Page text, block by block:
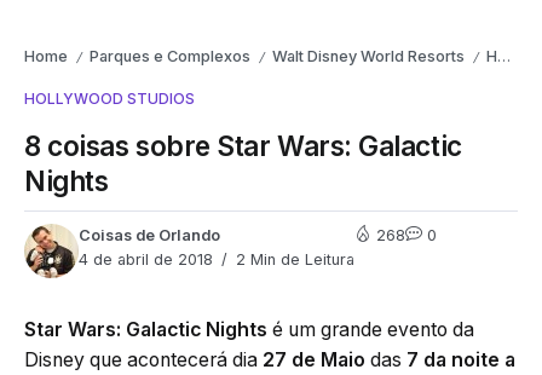
Home / Parques e Complexos / Walt Disney World Resorts / Hollywood Studios
HOLLYWOOD STUDIOS
8 coisas sobre Star Wars: Galactic
Nights
Coisas de Orlando
4 de abril de 2018
2 Min de Leitura
268 0
Star Wars: Galactic Nights é um grande evento da
Disney que acontecerá dia 27 de Maio das 7 da noite a